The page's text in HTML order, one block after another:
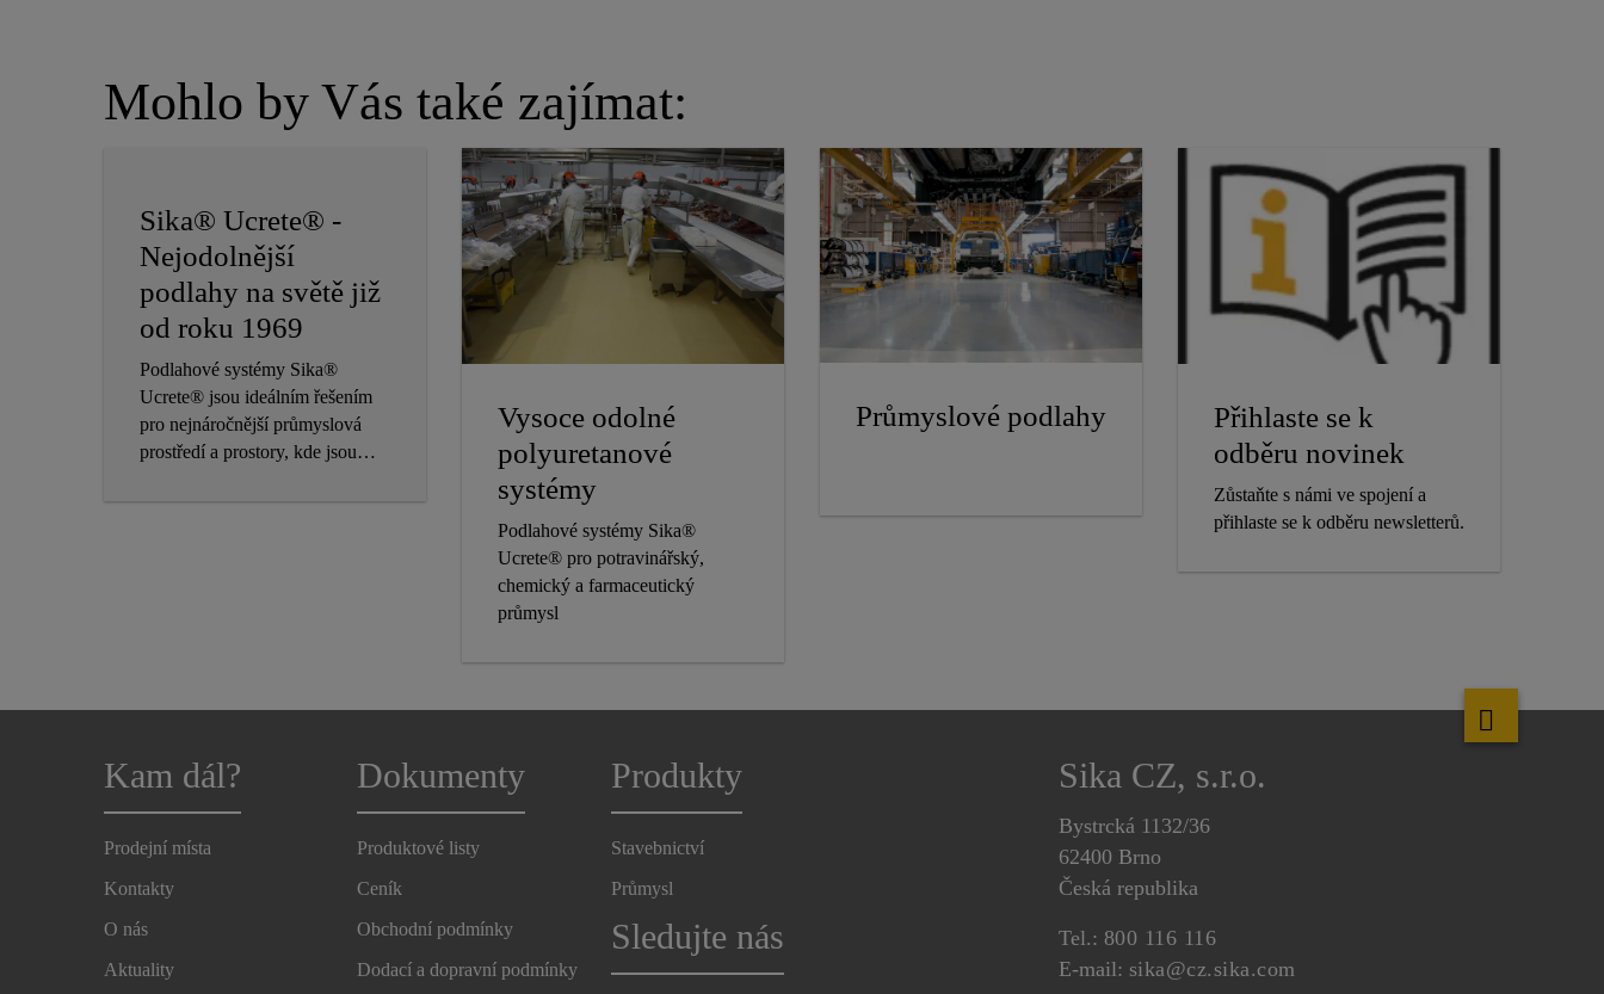
Mohlo by Vás také zajímat:
Sika® Ucrete® -
Nejodolnější
podlahy na světě již
od roku 1969
Podlahové systémy Sika®
Ucrete® jsou ideálním řešením
pro nejnáročnější průmyslová
prostředí a prostory, kde jsou
hygienické normy. Jsou určeny
Vysoce odolné
polyuretanové
systémy
Podlahové systémy Sika®
Ucrete® pro potravinářský,
chemický a farmaceutický
průmysl
Průmyslové podlahy
Přihlaste se k
odběru novinek
Zůstaňte s námi ve spojení a
přihlaste se k odběru newsletterů.
Kam dál?
Prodejní místa
Kontakty
O nás
Aktuality
Dokumenty
Produktové listy
Ceník
Obchodní podmínky
Dodací a dopravní podmínky
Produkty
Stavebnictví
Průmysl
Sledujte nás
Sika CZ, s.r.o.
Bystrcká 1132/36
62400 Brno
Česká republika
Tel.: 800 116 116
E-mail: sika@cz.sika.com